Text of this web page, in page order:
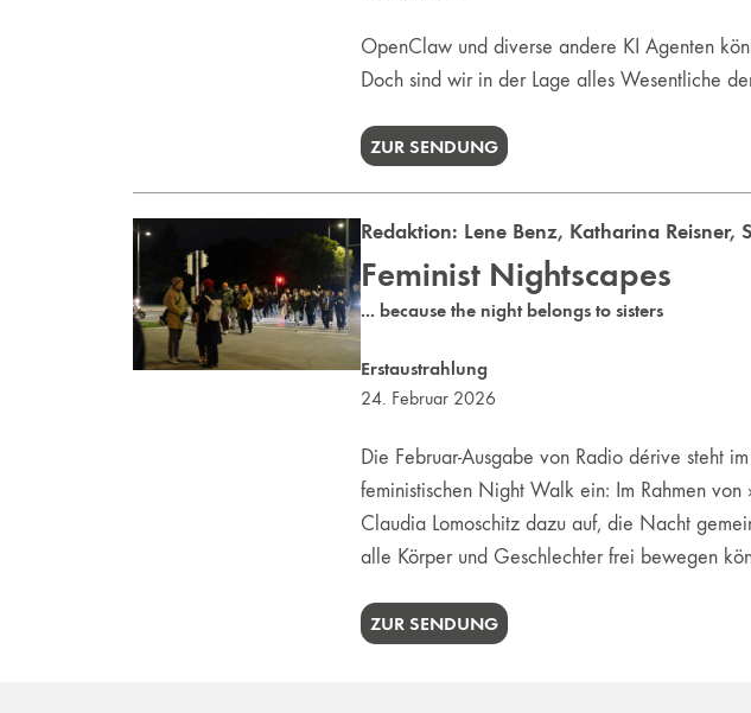
OpenClaw und diverse andere KI Agenten
Doch sind wir in der Lage alles Wesentliche
ZUR SENDUNG
Redaktion: Lene Benz, Katharina Reisner,
Feminist Nightscapes
... because the night belongs to sisters
Erstaustrahlung
24. Februar 2026
Die Februar-Ausgabe von Radio dérive steht
feministischen Night Walk ein: Im Rahmen
Claudia Lomoschitz dazu auf, die Nacht
alle Körper und Geschlechter frei bewegen
ZUR SENDUNG